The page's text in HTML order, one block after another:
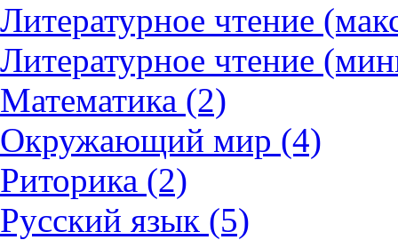
Литературное чтение
Литературное чтение
Математика (2)
Окружающий мир (4)
Риторика (2)
Русский язык (5)